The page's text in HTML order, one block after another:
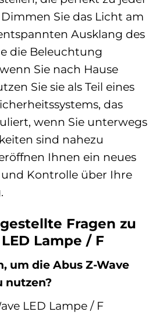
Sie das Licht am
Ausklang des
die Beleuchtung
Sie nach Hause
Sie sie als Teil eines
das
wenn Sie unterwegs
sind nahezu
Ihnen ein neues
Kontrolle über Ihre
Fragen zu
Lampe / F
um die Abus Z-Wave
nutzen?
LED Lampe / F